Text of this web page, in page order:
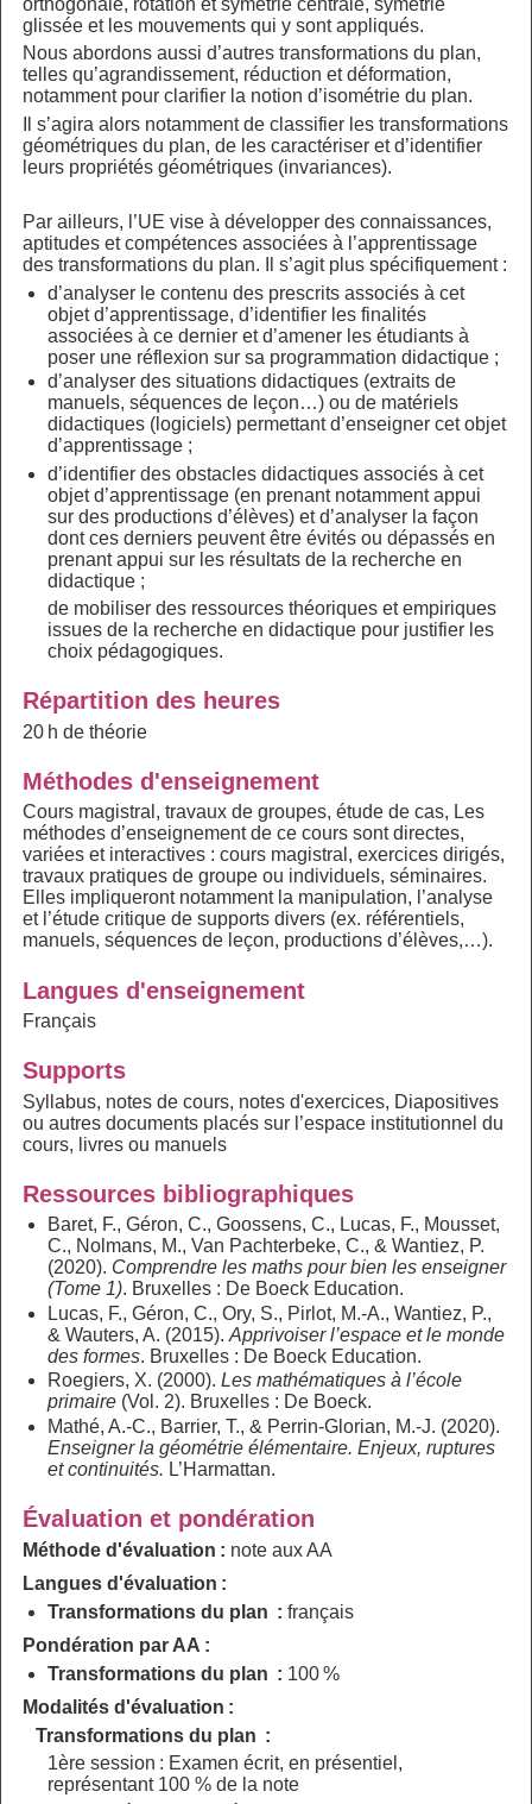
orthogonale, rotation et symétrie centrale, symétrie
glissée et les mouvements qui y sont appliqués.
Nous abordons aussi d’autres transformations du plan,
telles qu’agrandissement, réduction et déformation,
notamment pour clarifier la notion d’isométrie du plan.
Il s’agira alors notamment de classifier les transformations
géométriques du plan, de les caractériser et d’identifier
leurs propriétés géométriques (invariances).
Par ailleurs, l’UE vise à développer des connaissances,
aptitudes et compétences associées à l’apprentissage
des transformations du plan. Il s’agit plus spécifiquement :
d’analyser le contenu des prescrits associés à cet
objet d’apprentissage, d’identifier les finalités
associées à ce dernier et d’amener les étudiants à
poser une réflexion sur sa programmation didactique ;
d’analyser des situations didactiques (extraits de
manuels, séquences de leçon…) ou de matériels
didactiques (logiciels) permettant d’enseigner cet objet
d’apprentissage ;
d’identifier des obstacles didactiques associés à cet
objet d’apprentissage (en prenant notamment appui
sur des productions d’élèves) et d’analyser la façon
dont ces derniers peuvent être évités ou dépassés en
prenant appui sur les résultats de la recherche en
didactique ;
de mobiliser des ressources théoriques et empiriques
issues de la recherche en didactique pour justifier les
choix pédagogiques.
Répartition des heures
20 h de théorie
Méthodes d'enseignement
Cours magistral, travaux de groupes, étude de cas, Les
méthodes d’enseignement de ce cours sont directes,
variées et interactives : cours magistral, exercices dirigés,
travaux pratiques de groupe ou individuels, séminaires.
Elles impliqueront notamment la manipulation, l’analyse
et l’étude critique de supports divers (ex. référentiels,
manuels, séquences de leçon, productions d’élèves,…).
Langues d'enseignement
Français
Supports
Syllabus, notes de cours, notes d'exercices, Diapositives
ou autres documents placés sur l’espace institutionnel du
cours, livres ou manuels
Ressources bibliographiques
Baret, F., Géron, C., Goossens, C., Lucas, F., Mousset,
C., Nolmans, M., Van Pachterbeke, C., & Wantiez, P.
(2020). Comprendre les maths pour bien les enseigner
(Tome 1). Bruxelles : De Boeck Education.
Lucas, F., Géron, C., Ory, S., Pirlot, M.-A., Wantiez, P.,
& Wauters, A. (2015).Apprivoiser l’espace et le monde
des formes. Bruxelles : De Boeck Education.
Roegiers, X. (2000).Les mathématiques à l’école
primaire (Vol. 2). Bruxelles : De Boeck.
Mathé, A.-C., Barrier, T., & Perrin-Glorian, M.-J. (2020).
Enseigner la géométrie élémentaire. Enjeux, ruptures
et continuités. L’Harmattan.
Évaluation et pondération
Méthode d'évaluation : note aux AA
Langues d'évaluation :
Transformations du plan :français
Pondération par AA :
Transformations du plan : 100 %
Modalités d'évaluation :
Transformations du plan :
1ère session : Examen écrit, en présentiel,
représentant 100 % de la note